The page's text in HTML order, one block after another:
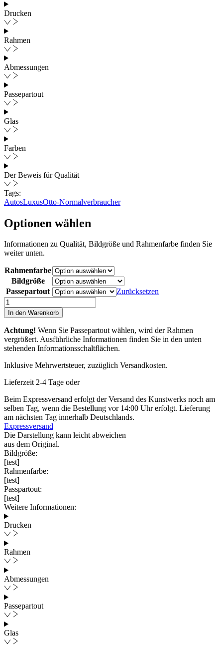
Drucken
Rahmen
Abmessungen
Passepartout
Glas
Farben
Der Beweis für Qualität
Tags:
AutosLuxusOtto-Normalverbraucher
Optionen wählen
Informationen zu Qualität, Bildgröße und Rahmenfarbe finden Sie
weiter unten.
Rahmenfarbe
Bildgröße
Passepartout
Zurücksetzen
Stay
Gold
Menge
In den Warenkorb
Achtung! Wenn Sie Passepartout wählen, wird der Rahmen
vergrößert. Ausführliche Informationen finden Sie in den unten
stehenden Informationsschaltflächen.
Inklusive Mehrwertsteuer, zuzüglich Versandkosten.
Lieferzeit 2-4 Tage oder
Beim Expressversand erfolgt der Versand des Kunstwerks noch am
selben Tag, wenn die Bestellung vor 14:00 Uhr erfolgt. Lieferung
am nächsten Tag innerhalb Deutschlands.
Expressversand
Die Darstellung kann leicht abweichen
aus dem Original.
Bildgröße:
[test]
Rahmenfarbe:
[test]
Passpartout:
[test]
Weitere Informationen:
Drucken
Rahmen
Abmessungen
Passepartout
Glas